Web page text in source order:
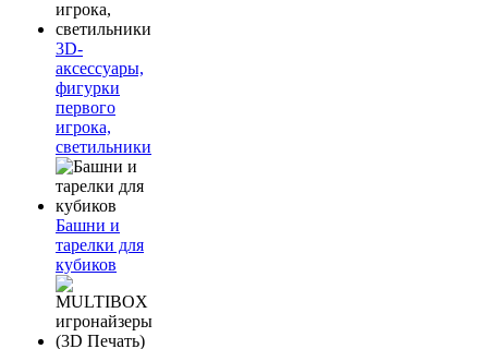
3D-
аксессуары,
фигурки
первого
игрока,
светильники
Башни и
тарелки для
кубиков